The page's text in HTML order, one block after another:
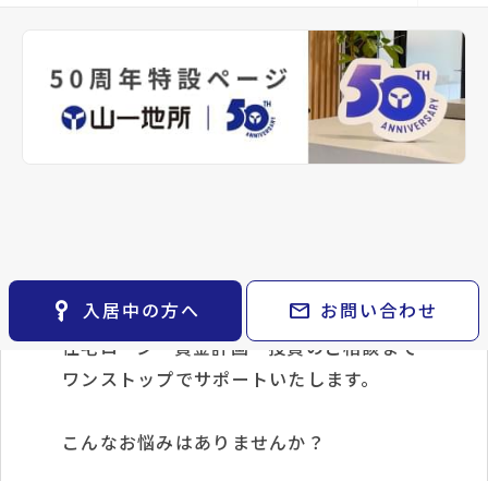
相続相談をしたい keyboard_arrow_right
不動産に投資したい keyboard_arrow_right
keyboard_arrow_right
パーパス keyboard_arrow_right
CM紹介
keyboard_arrow_right
レンタルオフィス keyboard_arrow_right
貸会議室 keyboard_arrow_right
open_in_new
keyboard_arrow_right
退去される方へ keyboard_arrow_right
※準備中 住まいのしおり（PDF）
key_vertical 入居中の方へ mail お問い合わせ
●○●○●○●○●○●○●○●○●○●○●
ご希望条件に合った物件のご紹介から
住宅ローン・資金計画・投資のご相談まで
ワンストップでサポートいたします。
こんなお悩みはありませんか？